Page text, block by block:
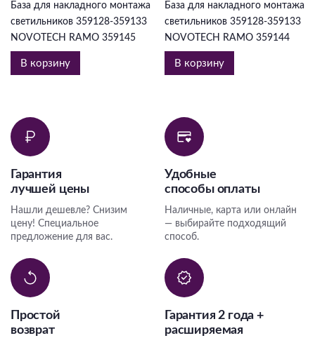
База для накладного монтажа
светильников 359128-359133
NOVOTECH RAMO 359145
В корзину
База для накладного монтажа
светильников 359128-359133
NOVOTECH RAMO 359144
В корзину
Гарантия
лучшей цены
Нашли дешевле? Снизим
цену! Специальное
предложение для вас.
Удобные
способы оплаты
Наличные, карта или онлайн
— выбирайте подходящий
способ.
Простой
возврат
Гарантия 2 года +
расширяемая